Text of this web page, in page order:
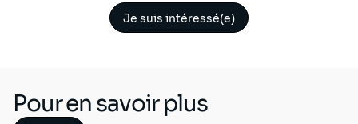
Je suis intéressé(e)
Pour en savoir plus